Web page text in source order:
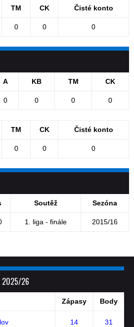
TM CK Čisté konto
0 0 0
A KB TM CK
0 0 0 0
TM CK Čisté konto
0 0 0
Soutěž Sezóna
1. liga - finále 2015/16
2025/26
Zápasy Body
14 31